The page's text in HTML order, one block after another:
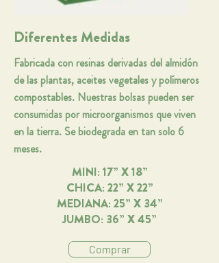
Diferentes Medidas
Fabricada con resinas derivadas del almidón
de las plantas, aceites vegetales y polímeros
compostables. Nuestras bolsas pueden ser
consumidas por microorganismos que viven
en la tierra. Se biodegrada en tan solo 6
meses.
MINI: 17” X 18”
CHICA: 22” X 22”
MEDIANA: 25” X 34”
JUMBO: 36” X 45”
Comprar